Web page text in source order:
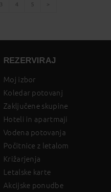
page
3 4
page
5
REZERVIRAJ
Moj izbor
Koledar potovanj
Zaključene skupine
Hoteli in apartmaji
Vodena potovanja
Počitnice z letalom
Križarjenja
Letalske karte
Akcijske ponudbe